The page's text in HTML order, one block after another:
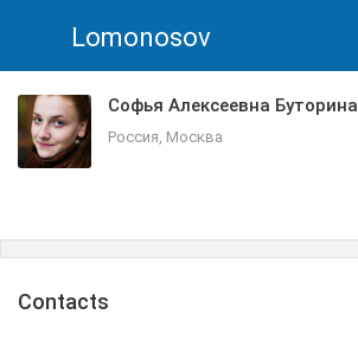
Lomonosov
Софья Алексеевна Буторина
Россия, Москва
Сontacts